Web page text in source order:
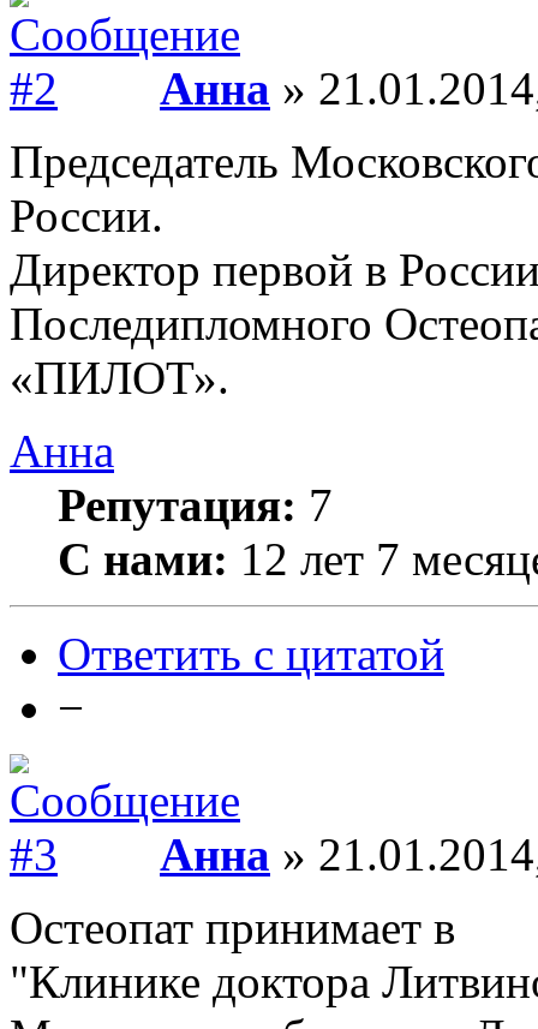
Анна »
Председатель
России.
Директор первой в
Последипломного
«ПИЛОТ».
Анна
Репутация: 7
С нами: 12 лет 7
Ответить с цитатой
−
Анна »
Остеопат принимает в
"Клинике доктора